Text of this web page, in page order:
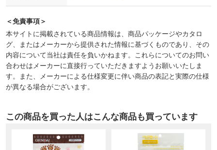
＜免責事項＞
本サイトに掲載されている商品情報は、商品パッケージやカタロ
グ、またはメーカーから提供された情報に基づくものであり、その
内容について当社は責任を負いかねます。これらについてのお問い
合わせはメーカーに直接行っていただきますようお願いいたしま
す。また、メーカーによる仕様変更に伴い商品の表記と実際の仕様
が異なる場合がございます。
この商品を買った人はこんな商品も買っています